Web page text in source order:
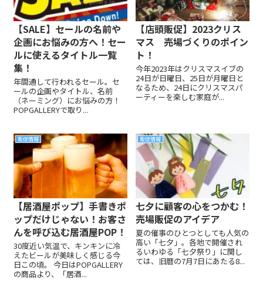
【SALE】セールの名前や
企画にお悩みの方へ！セー
ルに使えるタイトル一覧
集！
年間通して行われるセール。セ
ールの企画やタイトル、名前
（ネーミング）にお悩みの方！
POPGALLERYで取り...
【店頭販促】2023クリス
マス 売場づくりのポイン
ト！
今年2023年はクリスマスイブの
24日が日曜日、25日が月曜日と
なるため、24日にクリスマスパ
ーティーを楽しむ家庭が...
販促情報
【居酒屋ポップ】手書きポ
ップだけじゃない！お客さ
んを呼び込む居酒屋POP！
30度近い気温で、キンキンに冷
えたビールが美味しく感じる今
日この頃。 今日はPOPGALLERY
の商品より、「居酒...
販促情報
七夕に顧客の心をつかむ！
売場販促のアイデア
夏の催事のひとつとしても人気の
高い「七夕」。各地で開催され
るいわゆる「七夕祭り」に関し
ては、旧暦の7月7日にあたる8...